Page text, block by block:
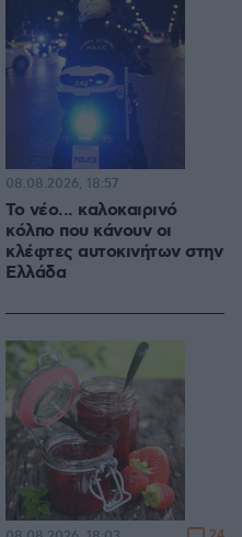
Το νέο... καλοκαιρινό
κόλπο που κάνουν οι
κλέφτες αυτοκινήτων στην
Ελλάδα
08.08.2026, 18:57